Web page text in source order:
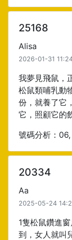
25168
Alisa
2026-01-31
我夢見飛鼠，
松鼠類哺乳動
份，就養了它
它，照顧它的
號碼分析：06,
20334
Aa
2025-05-24
1隻松鼠鑽進
到，女人就叫